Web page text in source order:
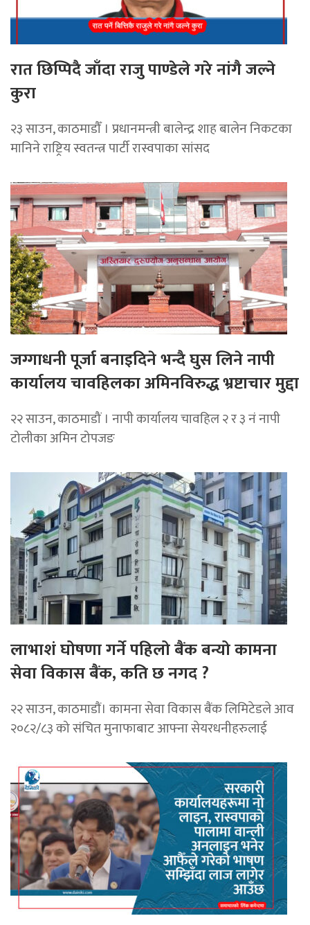
रात छिप्पिदै जाँदा राजु पाण्डेले गरे नांगै जल्ने
कुरा
२३ साउन, काठमाडौँ । प्रधानमन्त्री बालेन्द्र शाह बालेन निकटका
मानिने राष्ट्रिय स्वतन्त्र पार्टी रास्वपाका सांसद
जग्गाधनी पूर्जा बनाइदिने भन्दै घुस लिने नापी
कार्यालय चावहिलका अमिनविरुद्ध भ्रष्टाचार मुद्दा
२२ साउन, काठमाडौं । नापी कार्यालय चावहिल २ र ३ नं नापी
टोलीका अमिन टोपजङ
लाभाशं घोषणा गर्ने पहिलो बैंक बन्यो कामना
सेवा विकास बैंक, कति छ नगद ?
२२ साउन, काठमाडाैं। कामना सेवा विकास बैंक लिमिटेडले आव
२०८२/८३ को संचित मुनाफाबाट आफ्ना सेयरधनीहरुलाई